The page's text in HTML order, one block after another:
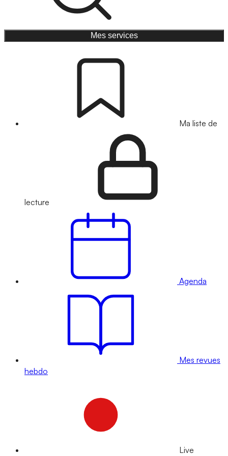
Mes services
Ma liste de
lecture
Agenda
Mes revues
hebdo
Live